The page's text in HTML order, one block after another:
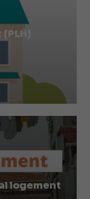
logement